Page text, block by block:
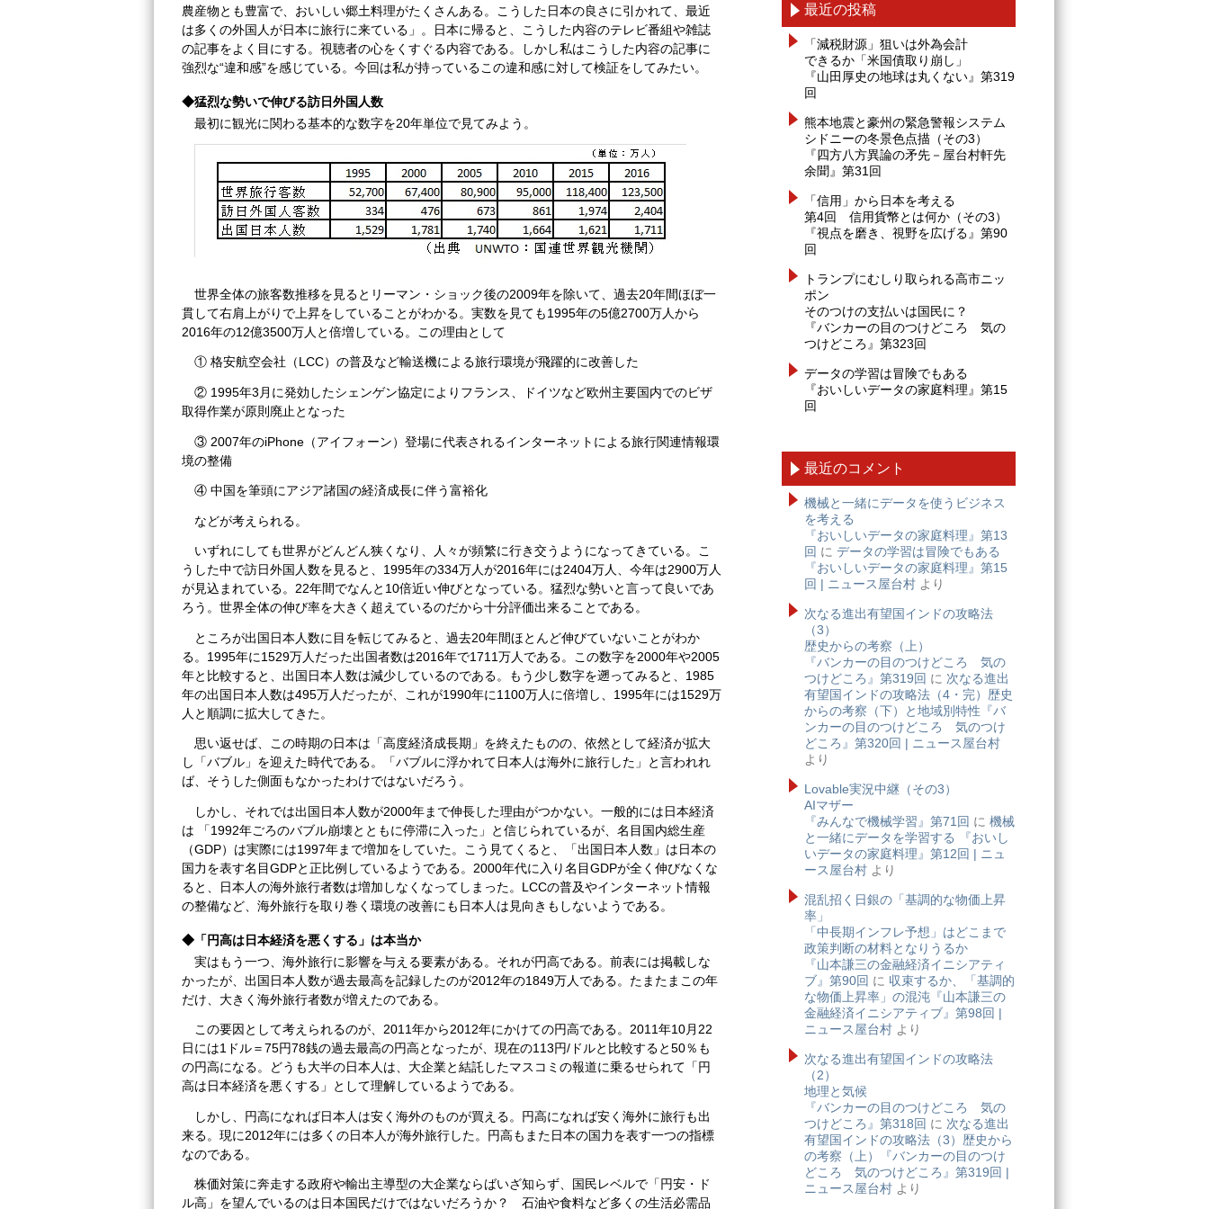
農産物とも豊富で、おいしい郷土料理がたくさんある。こうした日本の良さに引かれて、最近
は多くの外国人が日本に旅行に来ている」。日本に帰ると、こうした内容のテレビ番組や雑誌
の記事をよく目にする。視聴者の心をくすぐる内容である。しかし私はこうした内容の記事に
強烈な“違和感”を感じている。今回は私が持っているこの違和感に対して検証をしてみたい。
◆猛烈な勢いで伸びる訪日外国人数
最初に観光に関わる基本的な数字を20年単位で見てみよう。
世界全体の旅客数推移を見るとリーマン・ショック後の2009年を除いて、過去20年間ほぼ一
貫して右肩上がりで上昇をしていることがわかる。実数を見ても1995年の5億2700万人から
2016年の12億3500万人と倍増している。この理由として
① 格安航空会社（LCC）の普及など輸送機による旅行環境が飛躍的に改善した
② 1995年3月に発効したシェンゲン協定によりフランス、ドイツなど欧州主要国内でのビザ
取得作業が原則廃止となった
③ 2007年のiPhone（アイフォーン）登場に代表されるインターネットによる旅行関連情報環
境の整備
④ 中国を筆頭にアジア諸国の経済成長に伴う富裕化
などが考えられる。
いずれにしても世界がどんどん狭くなり、人々が頻繁に行き交うようになってきている。こ
うした中で訪日外国人数を見ると、1995年の334万人が2016年には2404万人、今年は2900万人
が見込まれている。22年間でなんと10倍近い伸びとなっている。猛烈な勢いと言って良いであ
ろう。世界全体の伸び率を大きく超えているのだから十分評価出来ることである。
ところが出国日本人数に目を転じてみると、過去20年間ほとんど伸びていないことがわか
る。1995年に1529万人だった出国者数は2016年で1711万人である。この数字を2000年や2005
年と比較すると、出国日本人数は減少しているのである。もう少し数字を遡ってみると、1985
年の出国日本人数は495万人だったが、これが1990年に1100万人に倍増し、1995年には1529万
人と順調に拡大してきた。
思い返せば、この時期の日本は「高度経済成長期」を終えたものの、依然として経済が拡大
し「バブル」を迎えた時代である。「バブルに浮かれて日本人は海外に旅行した」と言われれ
ば、そうした側面もなかったわけではないだろう。
しかし、それでは出国日本人数が2000年まで伸長した理由がつかない。一般的には日本経済
は 「1992年ごろのバブル崩壊とともに停滞に入った」と信じられているが、名目国内総生産
（GDP）は実際には1997年まで増加をしていた。こう見てくると、「出国日本人数」は日本の
国力を表す名目GDPと正比例しているようである。2000年代に入り名目GDPが全く伸びなくな
ると、日本人の海外旅行者数は増加しなくなってしまった。LCCの普及やインターネット情報
の整備など、海外旅行を取り巻く環境の改善にも日本人は見向きもしないようである。
◆「円高は日本経済を悪くする」は本当か
実はもう一つ、海外旅行に影響を与える要素がある。それが円高である。前表には掲載しな
かったが、出国日本人数が過去最高を記録したのが2012年の1849万人である。たまたまこの年
だけ、大きく海外旅行者数が増えたのである。
この要因として考えられるのが、2011年から2012年にかけての円高である。2011年10月22
日には1ドル＝75円78銭の過去最高の円高となったが、現在の113円/ドルと比較すると50％も
の円高になる。どうも大半の日本人は、大企業と結託したマスコミの報道に乗るせられて「円
高は日本経済を悪くする」として理解しているようである。
しかし、円高になれば日本人は安く海外のものが買える。円高になれば安く海外に旅行も出
来る。現に2012年には多くの日本人が海外旅行した。円高もまた日本の国力を表す一つの指標
なのである。
株価対策に奔走する政府や輸出主導型の大企業ならばいざ知らず、国民レベルで「円安・ド
ル高」を望んでいるのは日本国民だけではないだろうか？ 石油や食料など多くの生活必需品
最近の投稿
「減税財源」狙いは外為会計
できるか「米国債取り崩し」
『山田厚史の地球は丸くない』第319
回
熊本地震と豪州の緊急警報システム
シドニーの冬景色点描（その3）
『四方八方異論の矛先－屋台村軒先
余聞』第31回
「信用」から日本を考える
第4回 信用貨幣とは何か（その3）
『視点を磨き、視野を広げる』第90
回
トランプにむしり取られる高市ニッ
ポン
そのつけの支払いは国民に？
『バンカーの目のつけどころ 気の
つけどころ』第323回
データの学習は冒険でもある
『おいしいデータの家庭料理』第15
回
最近のコメント
機械と一緒にデータを使うビジネス
を考える
『おいしいデータの家庭料理』第13
回 に データの学習は冒険でもある
『おいしいデータの家庭料理』第15
回 | ニュース屋台村 より
次なる進出有望国インドの攻略法
（3）
歴史からの考察（上）
『バンカーの目のつけどころ 気の
つけどころ』第319回 に 次なる進出
有望国インドの攻略法（4・完）歴史
からの考察（下）と地域別特性『バ
ンカーの目のつけどころ 気のつけ
どころ』第320回 | ニュース屋台村
より
Lovable実況中継（その3）
AIマザー
『みんなで機械学習』第71回 に 機械
と一緒にデータを学習する 『おいし
いデータの家庭料理』第12回 | ニュ
ース屋台村 より
混乱招く日銀の「基調的な物価上昇
率」
「中長期インフレ予想」はどこまで
政策判断の材料となりうるか
『山本謙三の金融経済イニシアティ
ブ』第90回 に 収束するか、「基調的
な物価上昇率」の混沌『山本謙三の
金融経済イニシアティブ』第98回 |
ニュース屋台村 より
次なる進出有望国インドの攻略法
（2）
地理と気候
『バンカーの目のつけどころ 気の
つけどころ』第318回 に 次なる進出
有望国インドの攻略法（3）歴史から
の考察（上）『バンカーの目のつけ
どころ 気のつけどころ』第319回 |
ニュース屋台村 より